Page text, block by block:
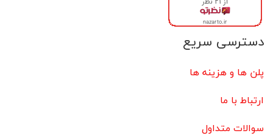
دسترسی سریع
پلن ها و هزینه ها
ارتباط با ما
سوالات متداول